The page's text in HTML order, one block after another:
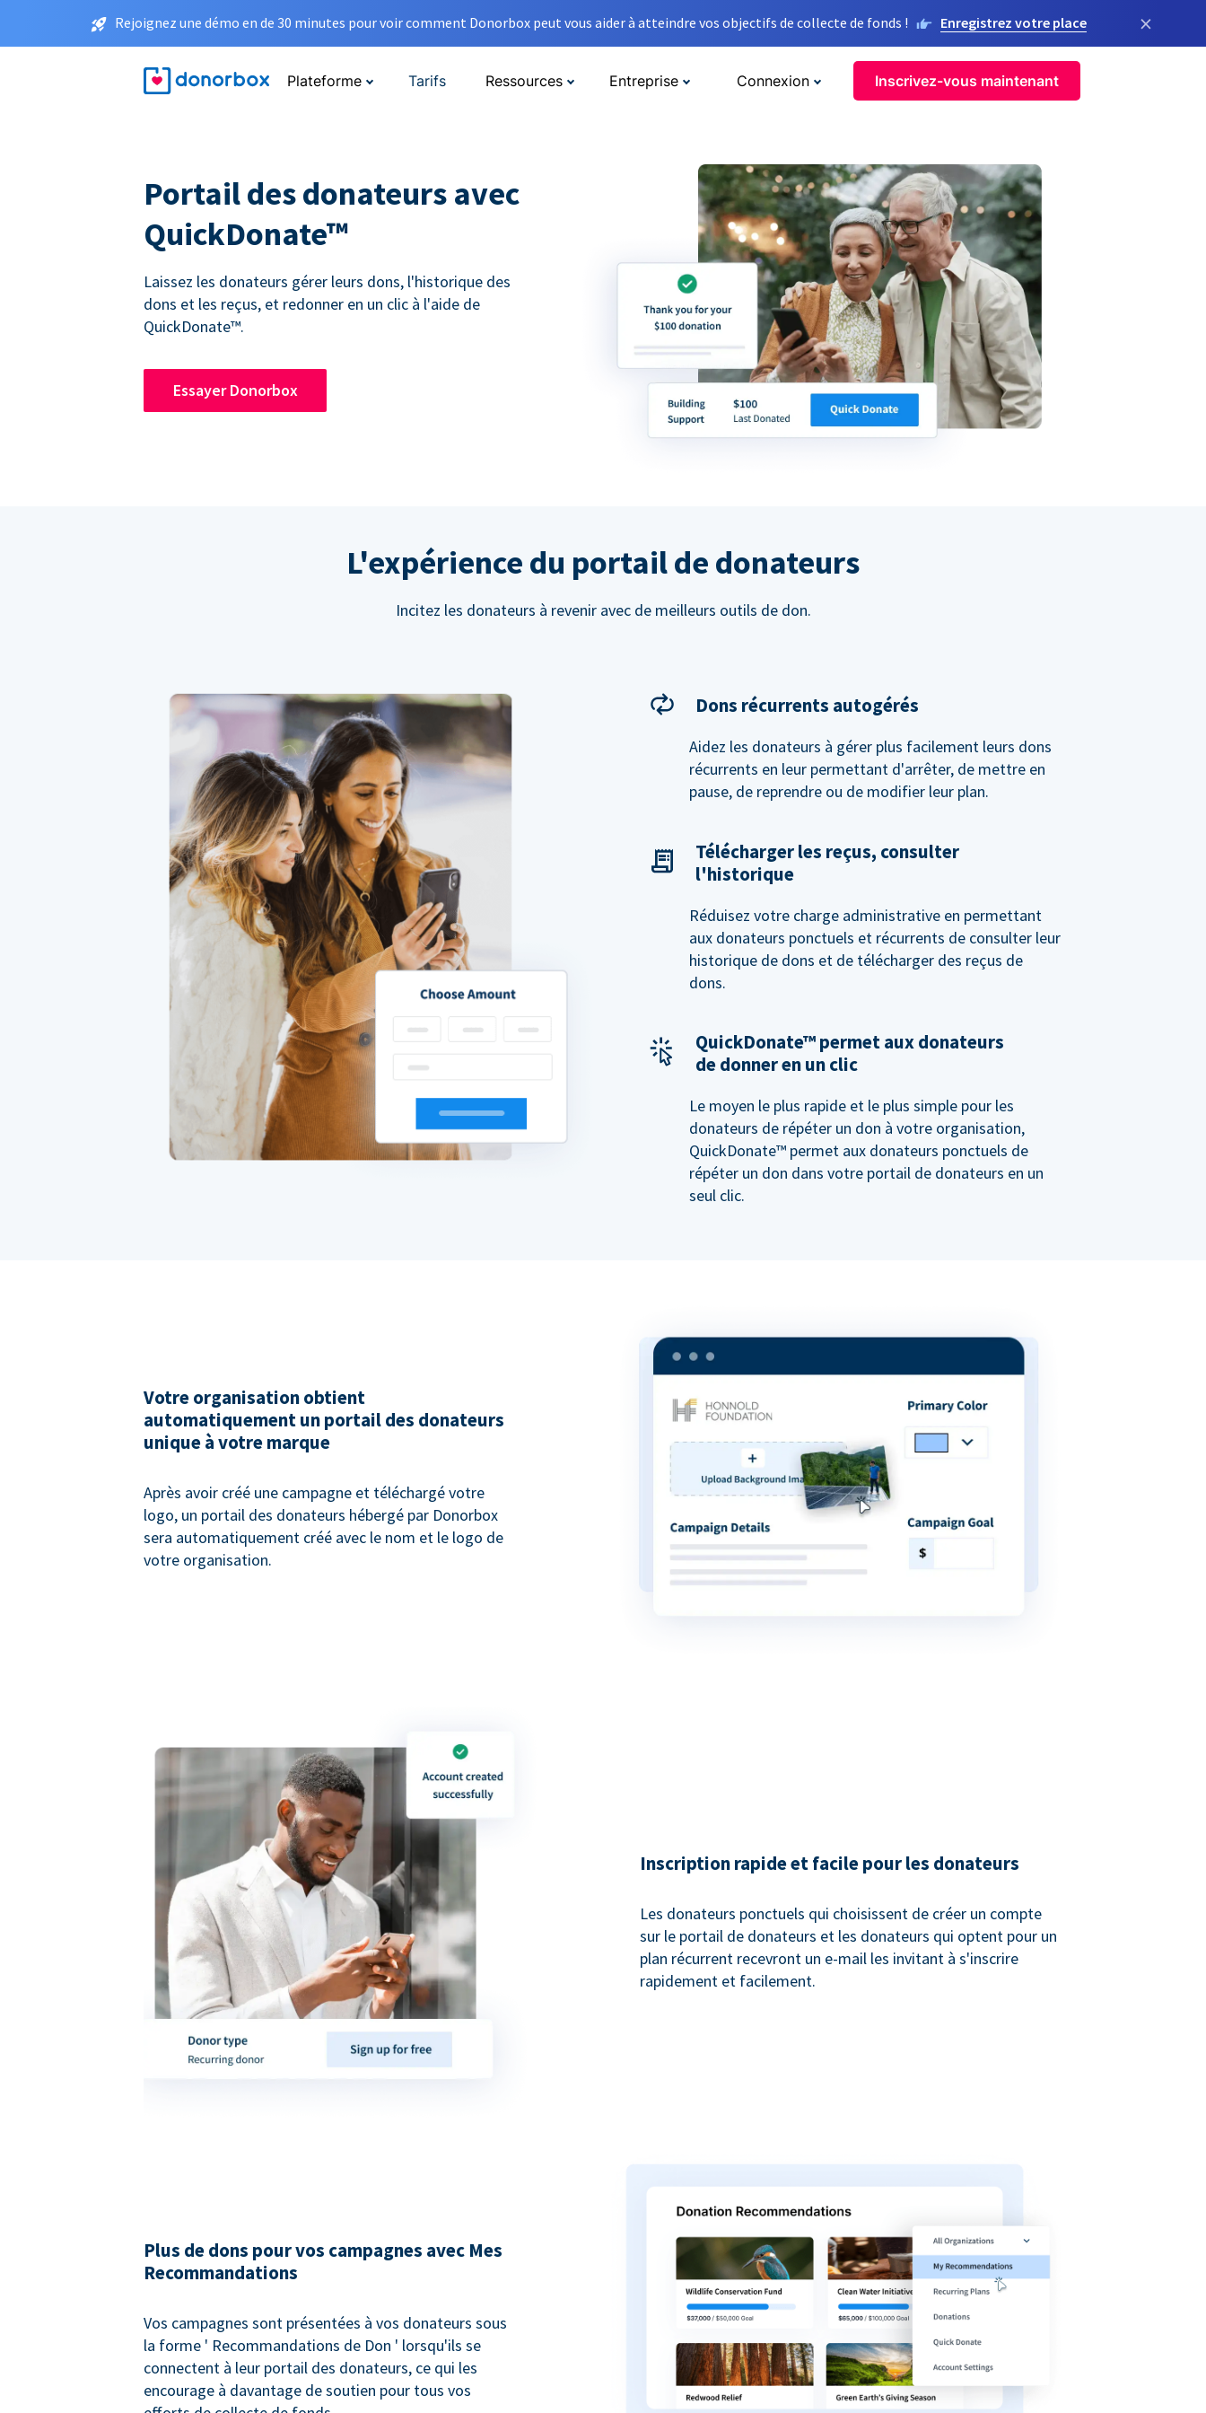
Rejoignez une démo en de 30 minutes pour voir comment Donorbox peut vous aider à atteindre vos objectifs de collecte de fonds ! Enregistrez votre place ×
Plateforme Tarifs Ressources Entreprise Connexion Inscrivez-vous maintenant
Portail des donateurs avec
QuickDonate™
Laissez les donateurs gérer leurs dons, l'historique des
dons et les reçus, et redonner en un clic à l'aide de
QuickDonate™.
Essayer Donorbox
L'expérience du portail de donateurs
Incitez les donateurs à revenir avec de meilleurs outils de don.
Dons récurrents autogérés
Aidez les donateurs à gérer plus facilement leurs dons
récurrents en leur permettant d'arrêter, de mettre en
pause, de reprendre ou de modifier leur plan.
Télécharger les reçus, consulter
l'historique
Réduisez votre charge administrative en permettant
aux donateurs ponctuels et récurrents de consulter leur
historique de dons et de télécharger des reçus de
dons.
QuickDonate™ permet aux donateurs
de donner en un clic
Le moyen le plus rapide et le plus simple pour les
donateurs de répéter un don à votre organisation,
QuickDonate™ permet aux donateurs ponctuels de
répéter un don dans votre portail de donateurs en un
seul clic.
Votre organisation obtient
automatiquement un portail des donateurs
unique à votre marque
Après avoir créé une campagne et téléchargé votre
logo, un portail des donateurs hébergé par Donorbox
sera automatiquement créé avec le nom et le logo de
votre organisation.
Inscription rapide et facile pour les donateurs
Les donateurs ponctuels qui choisissent de créer un compte
sur le portail de donateurs et les donateurs qui optent pour un
plan récurrent recevront un e-mail les invitant à s'inscrire
rapidement et facilement.
Plus de dons pour vos campagnes avec Mes
Recommandations
Vos campagnes sont présentées à vos donateurs sous
la forme ' Recommandations de Don ' lorsqu'ils se
connectent à leur portail des donateurs, ce qui les
encourage à davantage de soutien pour tous vos